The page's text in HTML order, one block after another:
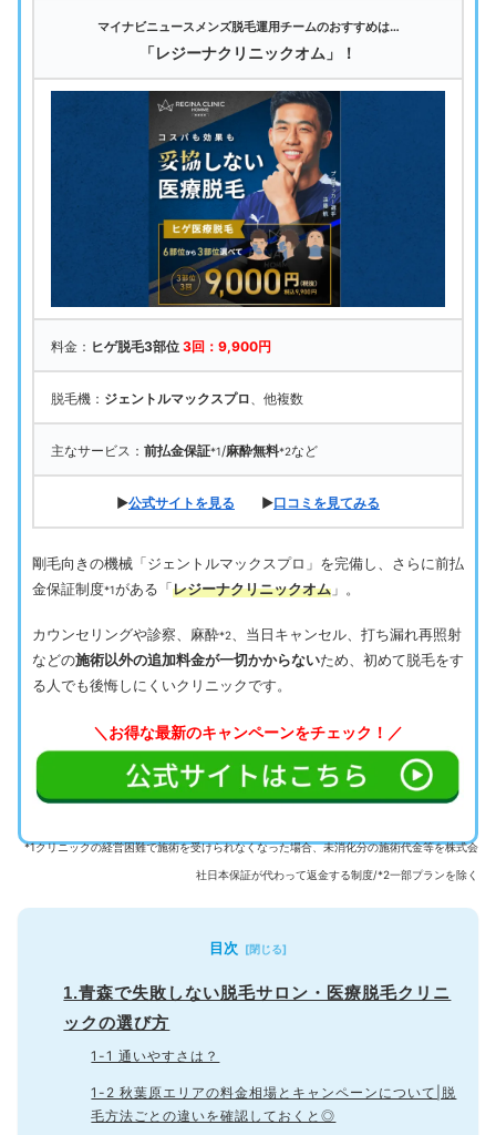
マイナビニュースメンズ脱毛運用チームのおすすめは…
「レジーナクリニックオム」！
料金： ヒゲ脱毛3部位 3回：9,900円
脱毛機： ジェントルマックスプロ、他複数
主なサービス： 前払金保証*1/麻酔無料*2など
▶公式サイトを見る ▶口コミを見てみる
剛毛向きの機械「ジェントルマックスプロ」を完備し、さらに前払
金保証制度*1がある「レジーナクリニックオム 」。
カウンセリングや診察、麻酔*2
、当日キャンセル、打ち漏れ再照射
などの施術以外の追加料金が一切かからないため、初めて脱毛をす
る人でも後悔しにくいクリニックです。
＼お得な最新のキャンペーンをチェック！／
*1クリニックの経営困難で施術を受けられなくなった場合、未消化分の施術代金等を株式会
社日本保証が代わって返金する制度/*2一部プランを除く
目次
1.青森で失敗しない脱毛サロン・医療脱毛クリニ
ックの選び方
1-1 通いやすさは？
1-2 秋葉原エリアの料金相場とキャンペーンについて|脱
毛方法ごとの違いを確認しておくと◎